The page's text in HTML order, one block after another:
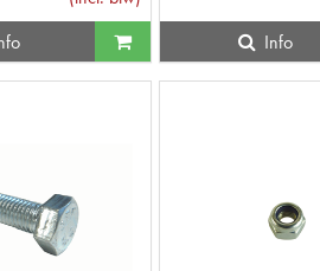
Info